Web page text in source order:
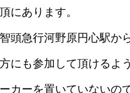
にあります。
頭急行河野原円心駅か
にも参加して頂けるよ
カーを置いていないの